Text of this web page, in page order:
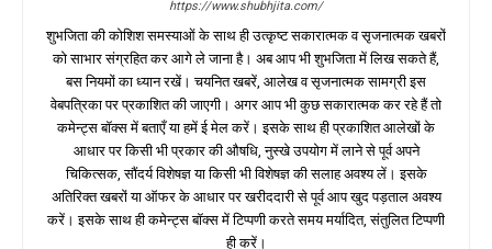
https://www.shubhjita.com/
शुभजिता की कोशिश समस्याओं के साथ ही उत्कृष्ट सकारात्मक व सृजनात्मक खबरों
को साभार संग्रहित कर आगे ले जाना है। अब आप भी शुभजिता में लिख सकते हैं,
बस नियमों का ध्यान रखें। चयनित खबरें, आलेख व सृजनात्मक सामग्री इस
वेबपत्रिका पर प्रकाशित की जाएगी। अगर आप भी कुछ सकारात्मक कर रहे हैं तो
कमेन्ट्स बॉक्स में बताएँ या हमें ई मेल करें। इसके साथ ही प्रकाशित आलेखों के
आधार पर किसी भी प्रकार की औषधि, नुस्खे उपयोग में लाने से पूर्व अपने
चिकित्सक, सौंदर्य विशेषज्ञ या किसी भी विशेषज्ञ की सलाह अवश्य लें। इसके
अतिरिक्त खबरों या ऑफर के आधार पर खरीददारी से पूर्व आप खुद पड़ताल अवश्य
करें। इसके साथ ही कमेन्ट्स बॉक्स में टिप्पणी करते समय मर्यादित, संतुलित टिप्पणी
ही करें।